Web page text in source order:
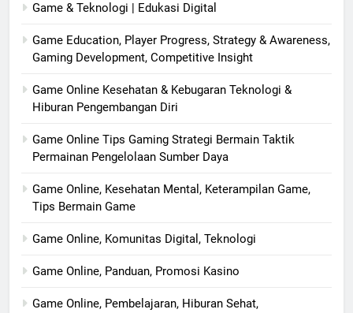
Game & Teknologi | Edukasi Digital
Game Education, Player Progress, Strategy & Awareness,
Gaming Development, Competitive Insight
Game Online Kesehatan & Kebugaran Teknologi &
Hiburan Pengembangan Diri
Game Online Tips Gaming Strategi Bermain Taktik
Permainan Pengelolaan Sumber Daya
Game Online, Kesehatan Mental, Keterampilan Game,
Tips Bermain Game
Game Online, Komunitas Digital, Teknologi
Game Online, Panduan, Promosi Kasino
Game Online, Pembelajaran, Hiburan Sehat,